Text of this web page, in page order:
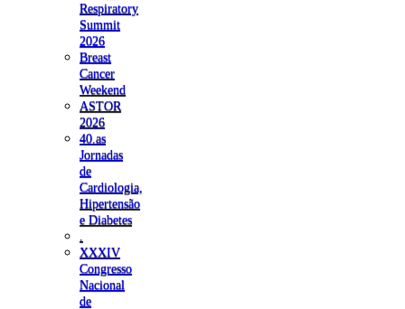
Respiratory
Summit
2026
Breast
Cancer
Weekend
ASTOR
2026
40.as
Jornadas
de
Cardiologia,
Hipertensão
e Diabetes
XXXIV
Congresso
Nacional
de